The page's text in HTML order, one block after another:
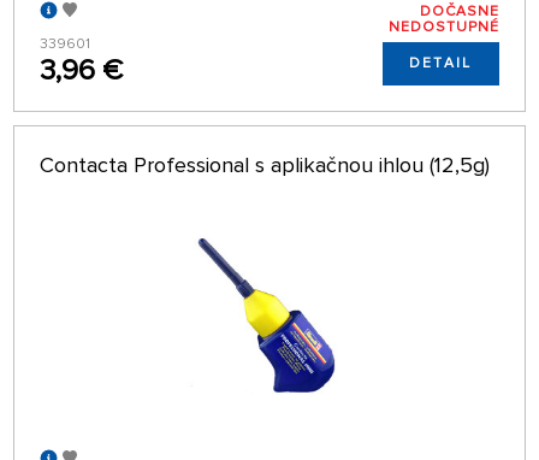
339601
3,96 €
DOČASNE
NEDOSTUPNÉ
DETAIL
Contacta Professional s aplikačnou ihlou (12,5g)